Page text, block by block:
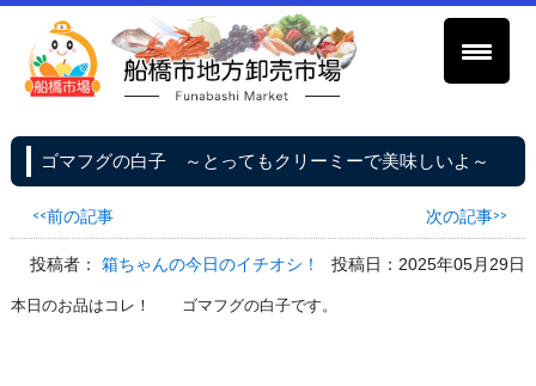
ゴマフグの白子 ～とってもクリーミーで美味しいよ～
<<前の記事 次の記事>>
投稿者：箱ちゃんの今日のイチオシ！ 投稿日：2025年05月29日
本日のお品はコレ！ ゴマフグの白子です。